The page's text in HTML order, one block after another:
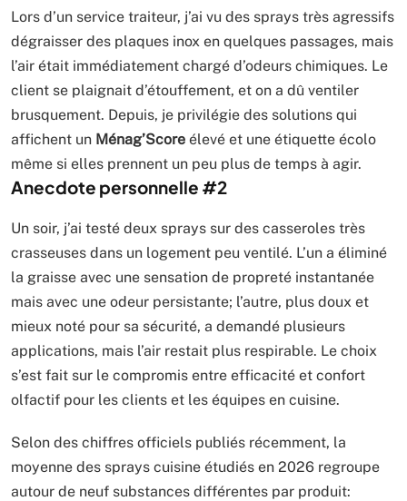
Lors d’un service traiteur, j’ai vu des sprays très agressifs
dégraisser des plaques inox en quelques passages, mais
l’air était immédiatement chargé d’odeurs chimiques. Le
client se plaignait d’étouffement, et on a dû ventiler
brusquement. Depuis, je privilégie des solutions qui
affichent un Ménag’Score élevé et une étiquette écolo
même si elles prennent un peu plus de temps à agir.
Anecdote personnelle #2
Un soir, j’ai testé deux sprays sur des casseroles très
crasseuses dans un logement peu ventilé. L’un a éliminé
la graisse avec une sensation de propreté instantanée
mais avec une odeur persistante; l’autre, plus doux et
mieux noté pour sa sécurité, a demandé plusieurs
applications, mais l’air restait plus respirable. Le choix
s’est fait sur le compromis entre efficacité et confort
olfactif pour les clients et les équipes en cuisine.
Selon des chiffres officiels publiés récemment, la
moyenne des sprays cuisine étudiés en 2026 regroupe
autour de neuf substances différentes par produit: